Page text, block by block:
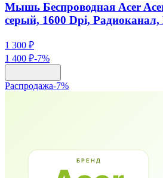
Мышь Беспроводная Acer
серый, 1600 Dpi, Радиоканал,
1 300 ₽
1 400 ₽-7%
Распродажа-7%